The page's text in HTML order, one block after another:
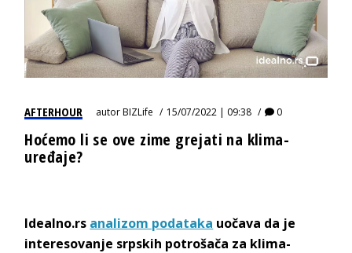
AFTERHOUR autorBIZLife 15/07/2022 | 09:38 0
Hoćemo li se ove zime grejati na klima-
uređaje?
Idealno.rs analizom podataka uočava da je
interesovanje srpskih potrošača za klima-